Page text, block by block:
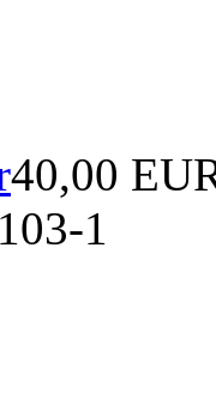
40,00
1